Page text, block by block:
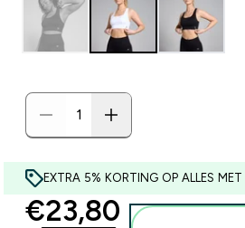
EXTRA 5% KORTING OP ALLES MET
discounted
€23,80‎